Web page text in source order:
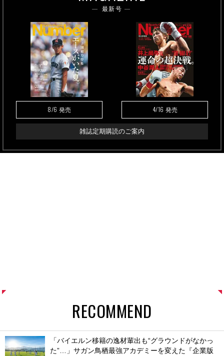
最新号
8/6 発売 4/16 発売
雑誌定期購読のご案内
RECOMMEND
「バイエルン移籍の逸材輩出も“グラウンドがなかっ
た”…」サガン鳥栖最強アカデミーを変えた『企業版